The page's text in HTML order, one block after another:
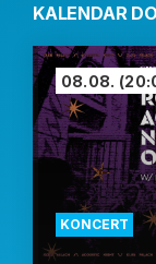
KALENDAR
KONCERT
08.08.